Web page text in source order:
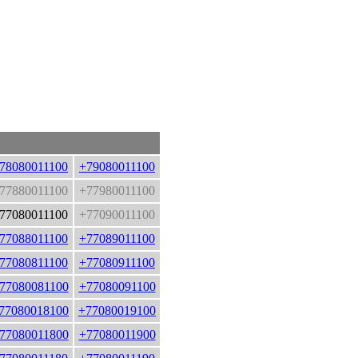
+79080011100
+77980011100
+77090011100
+77089011100
+77080911100
+77080091100
+77080019100
+77080011900